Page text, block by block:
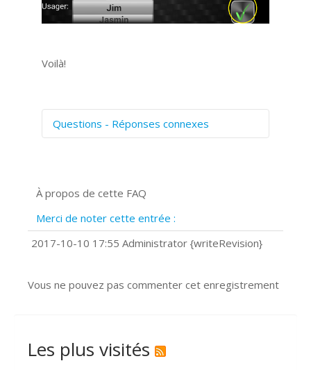
Voilà!
Questions - Réponses connexes
Prise de vue 360°
?
Comment installer Google Chrome ?
À propos de cette FAQ
Merci de noter cette entrée :
2017-10-10 17:55 Administrator {writeRevision}
Vous ne pouvez pas commenter cet enregistrement
Les plus visités